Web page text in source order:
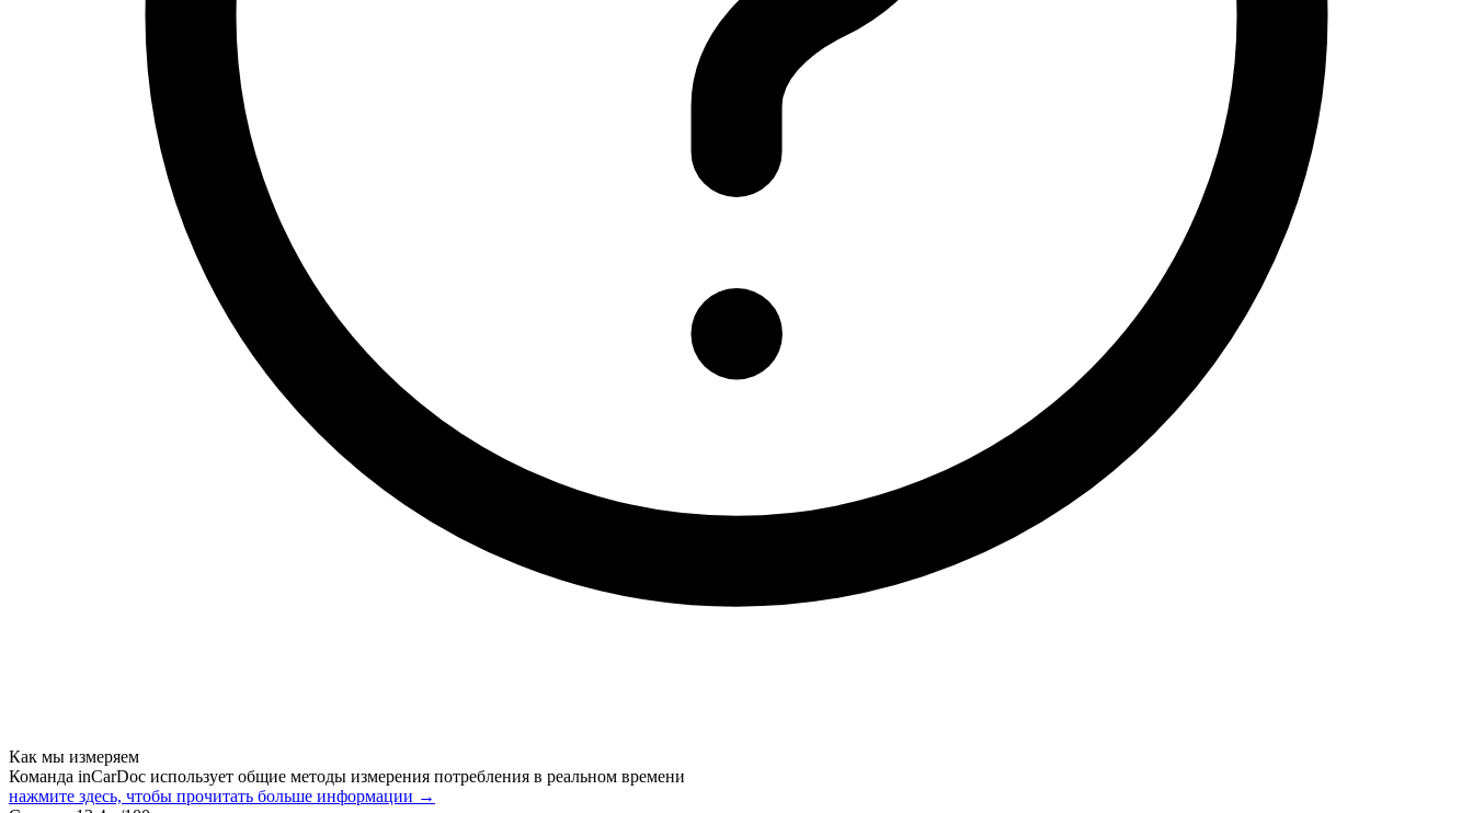
Как мы измеряем
Команда inCarDoc использует общие методы измерения потребления в реальном времени
нажмите здесь, чтобы прочитать больше информации →